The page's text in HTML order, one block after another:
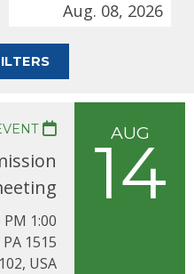
FILTERS
AUG
14
1:00 PM to 6:00 PM
PA
19102, USA